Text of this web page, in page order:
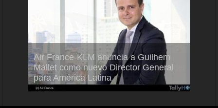
Air France-KLM anuncia a Guilhem
Mallet como nuevo Director General
para América Latina